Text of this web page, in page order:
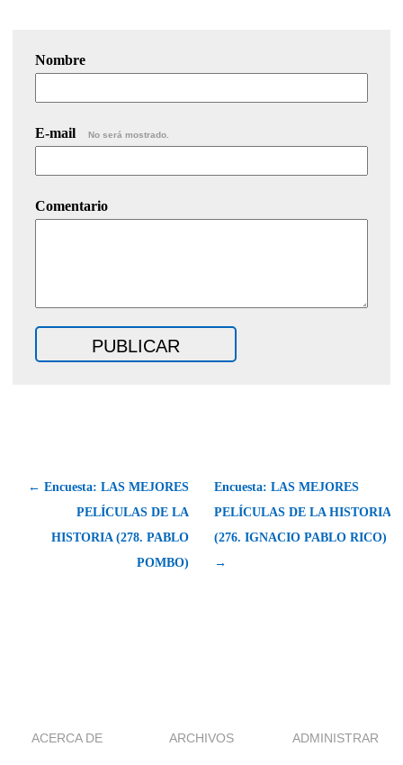
Nombre
E-mail No será mostrado.
Comentario
← Encuesta: LAS MEJORES
PELÍCULAS DE LA
HISTORIA (278. PABLO
POMBO)
Encuesta: LAS MEJORES
PELÍCULAS DE LA HISTORIA
(276. IGNACIO PABLO RICO)
→
ACERCA DE ARCHIVOS ADMINISTRAR